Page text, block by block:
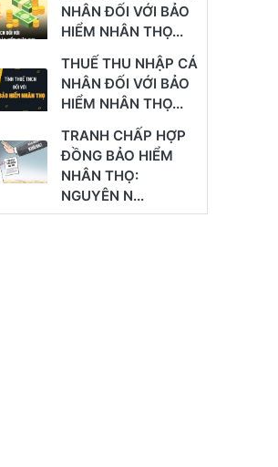
NHÂN ĐỐI VỚI BẢO
HIỂM NHÂN THỌ...
THUẾ THU NHẬP CÁ
NHÂN ĐỐI VỚI BẢO
HIỂM NHÂN THỌ...
TRANH CHẤP HỢP
ĐỒNG BẢO HIỂM
NHÂN THỌ:
NGUYÊN N...